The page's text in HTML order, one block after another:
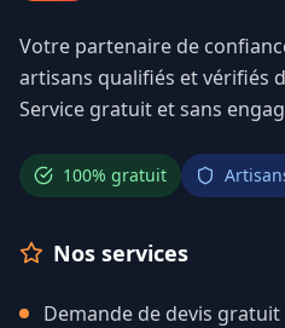
Votre partenaire de
artisans qualifiés et vérifiés
Service gratuit et sans
100% gratuit
Nos services
Demande de devis gratuit